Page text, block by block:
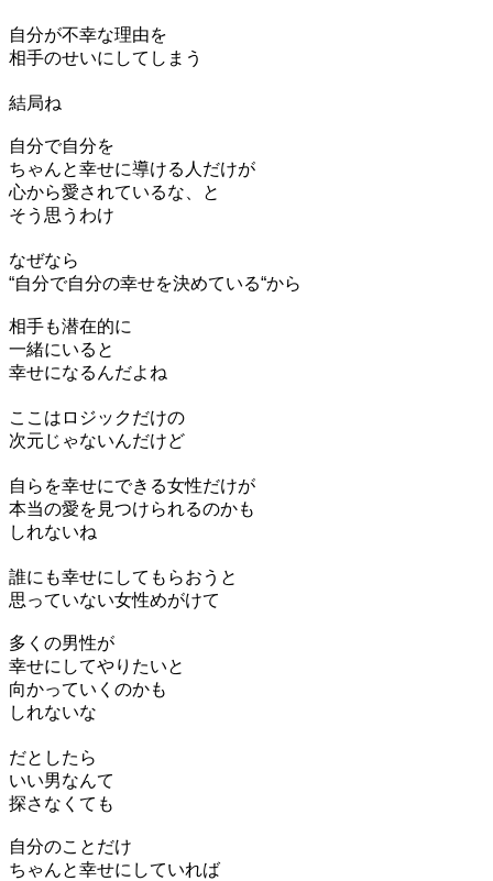
自分が不幸な理由を
相手のせいにしてしまう
結局ね
自分で自分を
ちゃんと幸せに導ける人だけが
心から愛されているな、と
そう思うわけ
なぜなら
“自分で自分の幸せを決めている“から
相手も潜在的に
一緒にいると
幸せになるんだよね
ここはロジックだけの
次元じゃないんだけど
自らを幸せにできる女性だけが
本当の愛を見つけられるのかも
しれないね
誰にも幸せにしてもらおうと
思っていない女性めがけて
多くの男性が
幸せにしてやりたいと
向かっていくのかも
しれないな
だとしたら
いい男なんて
探さなくても
自分のことだけ
ちゃんと幸せにしていれば